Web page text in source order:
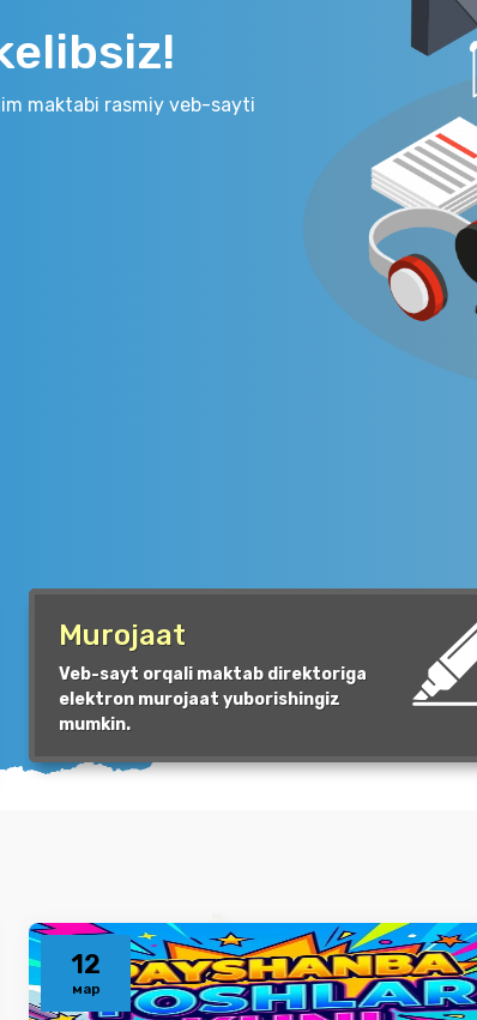
maktabi rasmiy veb-sayti
Murojaat
Veb-sayt orqali maktab direktoriga
elektron murojaat yuborishingiz
mumkin.
12
мар